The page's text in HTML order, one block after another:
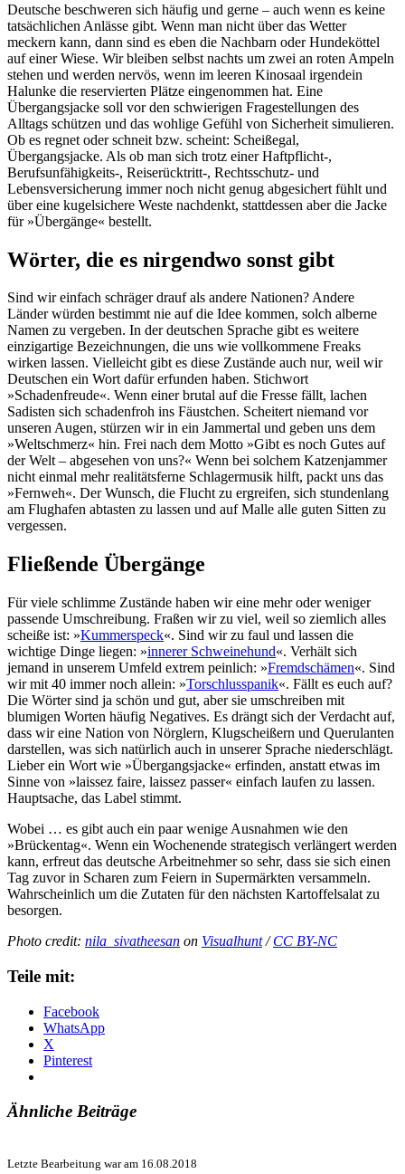
Deutsche beschweren sich häufig und gerne – auch wenn es keine
tatsächlichen Anlässe gibt. Wenn man nicht über das Wetter
meckern kann, dann sind es eben die Nachbarn oder Hundeköttel
auf einer Wiese. Wir bleiben selbst nachts um zwei an roten Ampeln
stehen und werden nervös, wenn im leeren Kinosaal irgendein
Halunke die reservierten Plätze eingenommen hat. Eine
Übergangsjacke soll vor den schwierigen Fragestellungen des
Alltags schützen und das wohlige Gefühl von Sicherheit simulieren.
Ob es regnet oder schneit bzw. scheint: Scheißegal,
Übergangsjacke. Als ob man sich trotz einer Haftpflicht-,
Berufsunfähigkeits-, Reiserücktritt-, Rechtsschutz- und
Lebensversicherung immer noch nicht genug abgesichert fühlt und
über eine kugelsichere Weste nachdenkt, stattdessen aber die Jacke
für »Übergänge« bestellt.
Wörter, die es nirgendwo sonst gibt
Sind wir einfach schräger drauf als andere Nationen? Andere
Länder würden bestimmt nie auf die Idee kommen, solch alberne
Namen zu vergeben. In der deutschen Sprache gibt es weitere
einzigartige Bezeichnungen, die uns wie vollkommene Freaks
wirken lassen. Vielleicht gibt es diese Zustände auch nur, weil wir
Deutschen ein Wort dafür erfunden haben. Stichwort
»Schadenfreude«. Wenn einer brutal auf die Fresse fällt, lachen
Sadisten sich schadenfroh ins Fäustchen. Scheitert niemand vor
unseren Augen, stürzen wir in ein Jammertal und geben uns dem
»Weltschmerz« hin. Frei nach dem Motto »Gibt es noch Gutes auf
der Welt – abgesehen von uns?« Wenn bei solchem Katzenjammer
nicht einmal mehr realitätsferne Schlagermusik hilft, packt uns das
»Fernweh«. Der Wunsch, die Flucht zu ergreifen, sich stundenlang
am Flughafen abtasten zu lassen und auf Malle alle guten Sitten zu
vergessen.
Fließende Übergänge
Für viele schlimme Zustände haben wir eine mehr oder weniger
passende Umschreibung. Fraßen wir zu viel, weil so ziemlich alles
scheiße ist: »Kummerspeck«. Sind wir zu faul und lassen die
wichtige Dinge liegen: »innerer Schweinehund«. Verhält sich
jemand in unserem Umfeld extrem peinlich: »Fremdschämen«. Sind
wir mit 40 immer noch allein: »Torschlusspanik«. Fällt es euch auf?
Die Wörter sind ja schön und gut, aber sie umschreiben mit
blumigen Worten häufig Negatives. Es drängt sich der Verdacht auf,
dass wir eine Nation von Nörglern, Klugscheißern und Querulanten
darstellen, was sich natürlich auch in unserer Sprache niederschlägt.
Lieber ein Wort wie »Übergangsjacke« erfinden, anstatt etwas im
Sinne von »lais­sez faire, lais­sez pas­ser« einfach laufen zu lassen.
Hauptsache, das Label stimmt.
Wobei … es gibt auch ein paar wenige Ausnahmen wie den
»Brückentag«. Wenn ein Wochenende strategisch verlängert werden
kann, erfreut das deutsche Arbeitnehmer so sehr, dass sie sich einen
Tag zuvor in Scharen zum Feiern in Supermärkten versammeln.
Wahrscheinlich um die Zutaten für den nächsten Kartoffelsalat zu
besorgen.
Photo credit: nila_sivatheesan on Visualhunt/CC BY-NC
Teile mit:
Facebook
WhatsApp
X
Pinterest
Ähnliche Beiträge
Letzte Bearbeitung war am 16.08.2018